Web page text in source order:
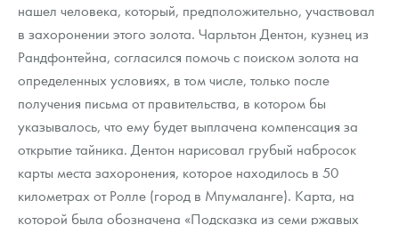
нашел человека, который, предположительно, участвовал
в захоронении этого золота. Чарльтон Дентон, кузнец из
Рандфонтейна, согласился помочь с поиском золота на
определенных условиях, в том числе, только после
получения письма от правительства, в котором бы
указывалось, что ему будет выплачена компенсация за
открытие тайника. Дентон нарисовал грубый набросок
карты места захоронения, которое находилось в 50
километрах от Ролле (город в Мпумаланге). Карта, на
которой была обозначена «Подсказка из семи ржавых